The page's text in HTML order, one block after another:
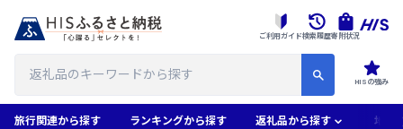
HISの強み
ご利用ガイド検索履歴寄附状況
旅行関連から探す ランキングから探す 返礼品から探す 地域